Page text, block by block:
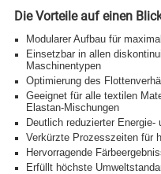
Die Vorteile auf einen
Modularer Aufbau für
Einsetzbar in allen
Maschinentypen
Optimierung des
Geeignet für alle textilen
Elastan-Mischungen
Deutlich reduzierter Energie-
Verkürzte Prozesszeiten für
Hervorragende
Erfüllt höchste